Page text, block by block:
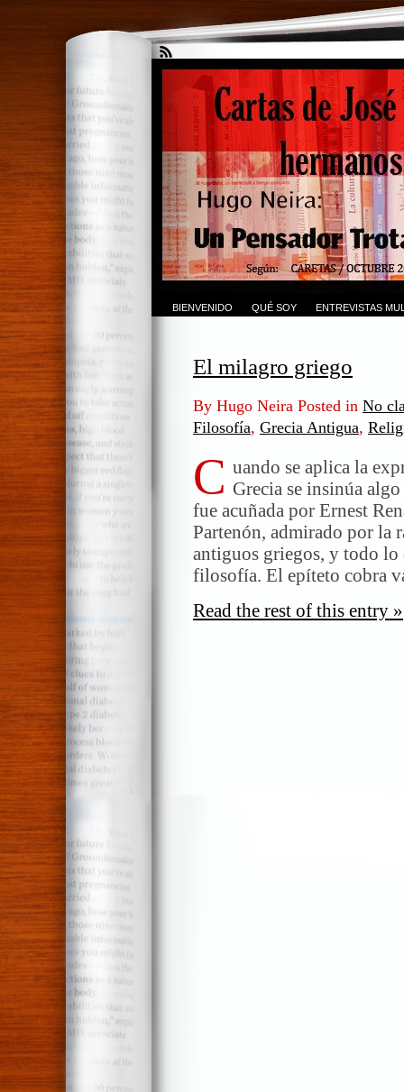
BIENVENIDO QUÉ SOY ENTREVISTAS
El milagro griego
By Hugo Neira Posted in No
Filosofía, Grecia Antigua,
C uando se aplica la
Grecia se insinúa
fue acuñada por Ernest
Partenón, admirado por la
antiguos griegos, y todo lo
filosofía. El epíteto cobra
Read the rest of this entry »